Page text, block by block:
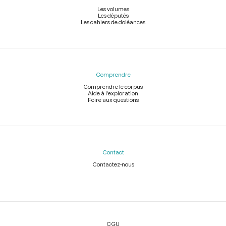
Les volumes
Les députés
Les cahiers de doléances
Comprendre
Comprendre le corpus
Aide à l'exploration
Foire aux questions
Contact
Contactez-nous
Légal
CGU